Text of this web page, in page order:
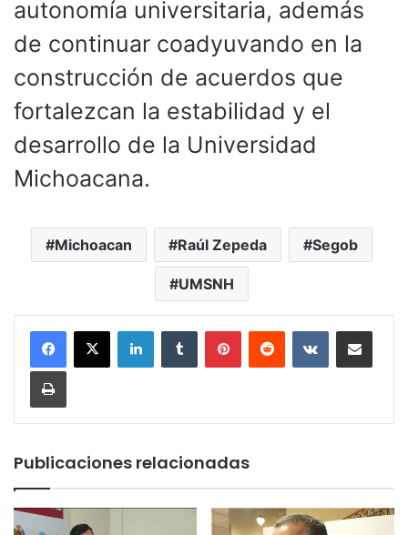
autonomía universitaria, además
de continuar coadyuvando en la
construcción de acuerdos que
fortalezcan la estabilidad y el
desarrollo de la Universidad
Michoacana.
Michoacan Raúl Zepeda Segob
UMSNH
LinkedInTumblr PinterestReddit VKontakteCompartir por
Imprimir
Publicaciones relacionadas